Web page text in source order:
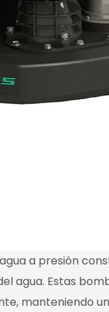
a presión
agua. Estas
manteniendo